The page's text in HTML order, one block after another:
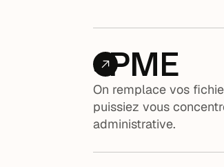
PME
On remplace vos
puissiez vous
administrative.